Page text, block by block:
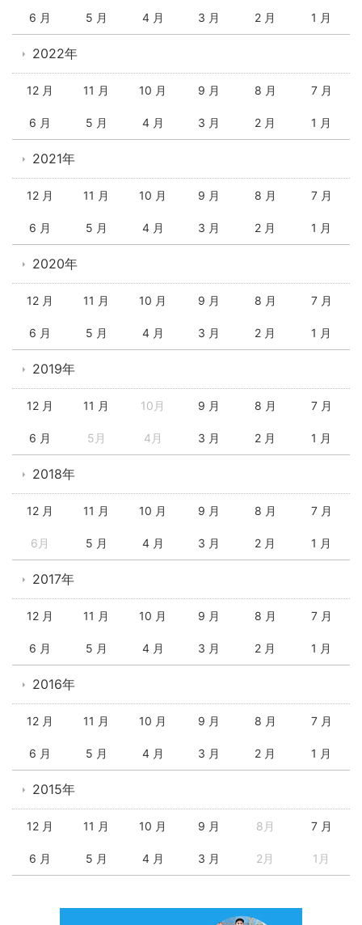
6 月 5 月 4 月 3 月 2 月 1 月
2022年
12 月 11 月 10 月 9 月 8 月 7 月
6 月 5 月 4 月 3 月 2 月 1 月
2021年
12 月 11 月 10 月 9 月 8 月 7 月
6 月 5 月 4 月 3 月 2 月 1 月
2020年
12 月 11 月 10 月 9 月 8 月 7 月
6 月 5 月 4 月 3 月 2 月 1 月
2019年
12 月 11 月 10月 9 月 8 月 7 月
6 月 5月 4月 3 月 2 月 1 月
2018年
12 月 11 月 10 月 9 月 8 月 7 月
6月 5 月 4 月 3 月 2 月 1 月
2017年
12 月 11 月 10 月 9 月 8 月 7 月
6 月 5 月 4 月 3 月 2 月 1 月
2016年
12 月 11 月 10 月 9 月 8 月 7 月
6 月 5 月 4 月 3 月 2 月 1 月
2015年
12 月 11 月 10 月 9 月 8月 7 月
6 月 5 月 4 月 3 月 2月 1月